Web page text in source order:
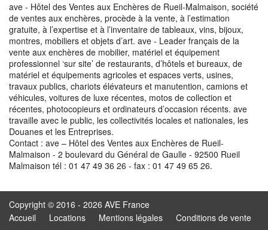
ave - Hôtel des Ventes aux Enchères de Rueil-Malmaison, société
de ventes aux enchères, procède à la vente, à l’estimation
gratuite, à l’expertise et à l’inventaire de tableaux, vins, bijoux,
montres, mobiliers et objets d’art. ave - Leader français de la
vente aux enchères de mobilier, matériel et équipement
professionnel ‘sur site’ de restaurants, d’hôtels et bureaux, de
matériel et équipements agricoles et espaces verts, usines,
travaux publics, chariots élévateurs et manutention, camions et
véhicules, voitures de luxe récentes, motos de collection et
récentes, photocopieurs et ordinateurs d’occasion récents. ave
travaille avec le public, les collectivités locales et nationales, les
Douanes et les Entreprises.
Contact : ave – Hôtel des Ventes aux Enchères de Rueil-
Malmaison - 2 boulevard du Général de Gaulle - 92500 Rueil
Malmaison tél : 01 47 49 36 26 - fax : 01 47 49 65 26.
Copyright © 2016 - 2026 AVE France
Accueil
Locations Mentions légales Conditions de vente